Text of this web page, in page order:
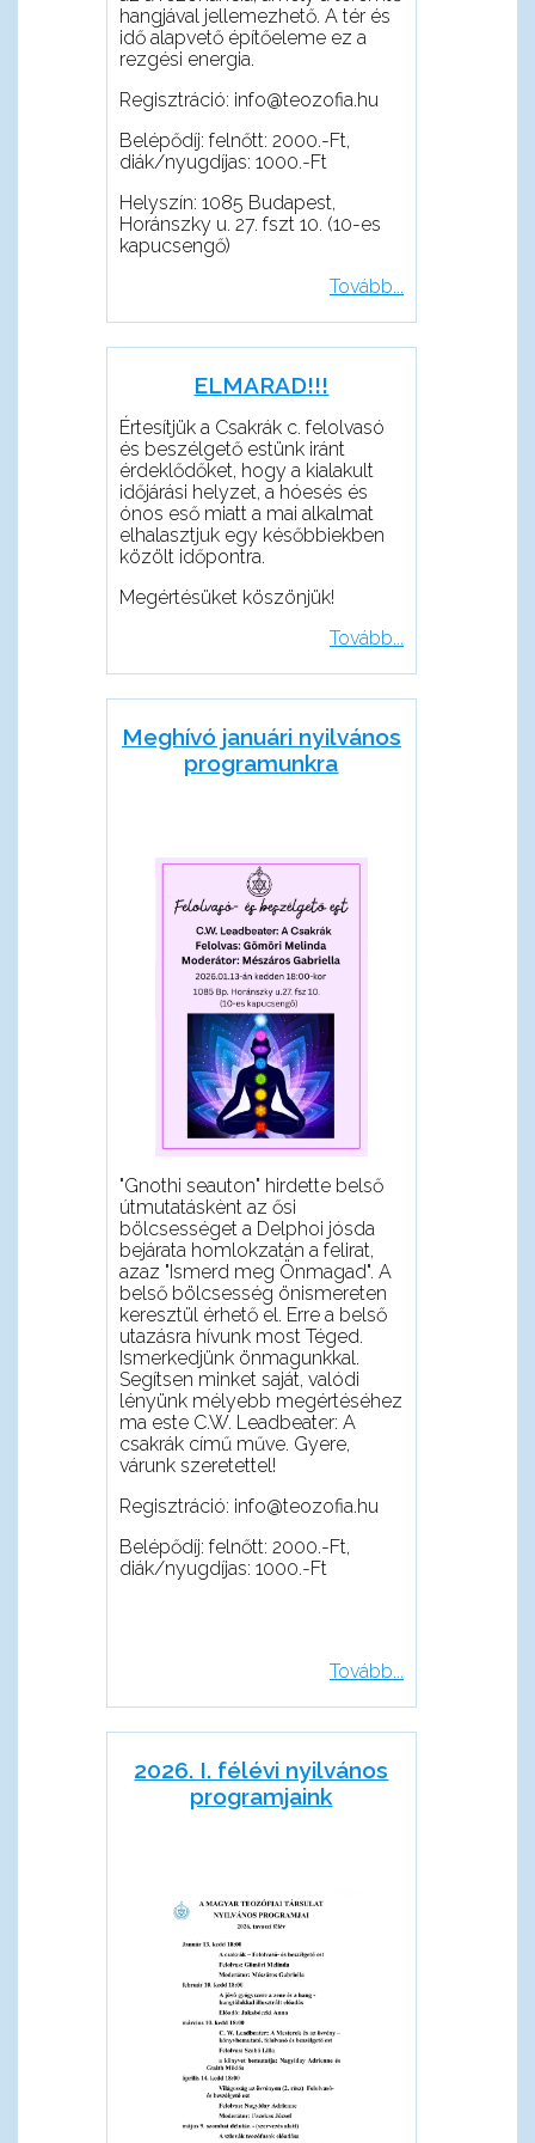
hangjával jellemezhető. A tér és
idő alapvető építőeleme ez a
rezgési energia.
Regisztráció: info@teozofia.hu
Belépődíj: felnőtt: 2000.-Ft,
diák/nyugdíjas: 1000.-Ft
Helyszín: 1085 Budapest,
Horánszky u. 27. fszt 10. (10-es
kapucsengő)
Tovább...
ELMARAD!!!
Értesítjük a Csakrák c. felolvasó
és beszélgető estünk iránt
érdeklődőket, hogy a kialakult
időjárási helyzet, a hóesés és
ónos eső miatt a mai alkalmat
elhalasztjuk egy későbbiekben
közölt időpontra.
Megértésüket köszönjük!
Tovább...
Meghívó januári nyilvános
programunkra
"Gnothi seauton" hirdette belső
útmutatáskènt az ősi
bölcsességet a Delphoi jósda
bejárata homlokzatán a felirat,
azaz "Ismerd meg Önmagad". A
belső bölcsesség önismereten
keresztül érhető el. Erre a belső
utazásra hívunk most Téged.
Ismerkedjünk önmagunkkal.
Segítsen minket saját, valódi
lényünk mélyebb megértéséhez
ma este C.W. Leadbeater: A
csakrák című műve. Gyere,
várunk szeretettel!
Regisztráció: info@teozofia.hu
Belépődíj: felnőtt: 2000.-Ft,
diák/nyugdíjas: 1000.-Ft
Tovább...
2026. I. félévi nyilvános
programjaink